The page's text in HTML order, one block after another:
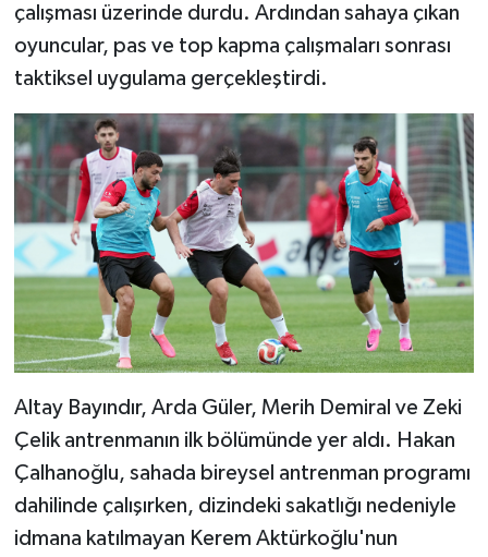
çalışması üzerinde durdu. Ardından sahaya çıkan
oyuncular, pas ve top kapma çalışmaları sonrası
taktiksel uygulama gerçekleştirdi.
Altay Bayındır, Arda Güler, Merih Demiral ve Zeki
Çelik antrenmanın ilk bölümünde yer aldı. Hakan
Çalhanoğlu, sahada bireysel antrenman programı
dahilinde çalışırken, dizindeki sakatlığı nedeniyle
idmana katılmayan Kerem Aktürkoğlu'nun
Video Haber
Yaşam
Yeme-İçme
Yemek